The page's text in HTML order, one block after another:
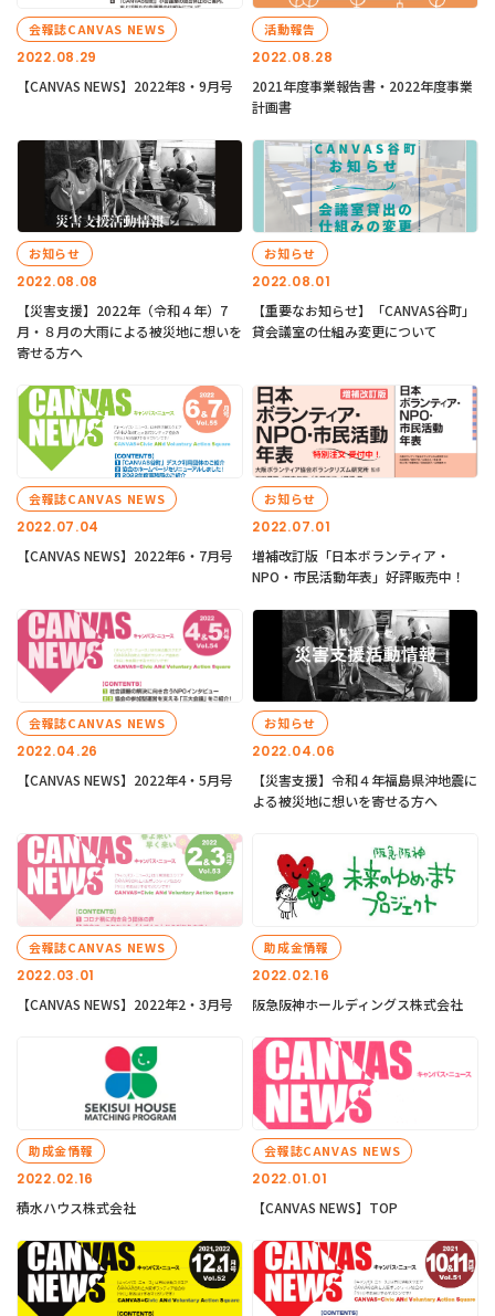
2022.08.29
会報誌CANVAS NEWS
【CANVAS NEWS】2022年8・9月号
2022.08.28
活動報告
2021年度事業報告書・2022年度事業
計画書
2022.08.08
お知らせ
【災害支援】2022年（令和４年）7
月・８月の大雨による被災地に想いを
寄せる方へ
2022.08.01
お知らせ
【重要なお知らせ】「CANVAS谷町」
貸会議室の仕組み変更について
2022.07.04
会報誌CANVAS NEWS
【CANVAS NEWS】2022年6・7月号
2022.07.01
お知らせ
増補改訂版「日本ボランティア・
NPO・市民活動年表」好評販売中！
2022.04.26
会報誌CANVAS NEWS
【CANVAS NEWS】2022年4・5月号
2022.04.06
お知らせ
【災害支援】令和４年福島県沖地震に
よる被災地に想いを寄せる方へ
2022.03.01
会報誌CANVAS NEWS
【CANVAS NEWS】2022年2・3月号
2022.02.16
助成金情報
阪急阪神ホールディングス株式会社
2022.02.16
助成金情報
積水ハウス株式会社
2022.01.01
会報誌CANVAS NEWS
【CANVAS NEWS】TOP